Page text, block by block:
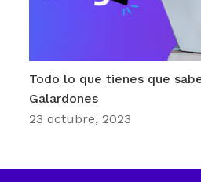
Todo lo que tienes que
Galardones
23 octubre, 2023